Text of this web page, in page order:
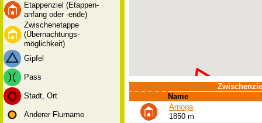
Etappenziel (Etappen-
anfang oder -ende)
Zwischenetappe
(Übernachtungs-
möglichkeit)
Gipfel
Pass
Stadt, Ort
Anderer Flurname
Name
Arnoga
1850 m